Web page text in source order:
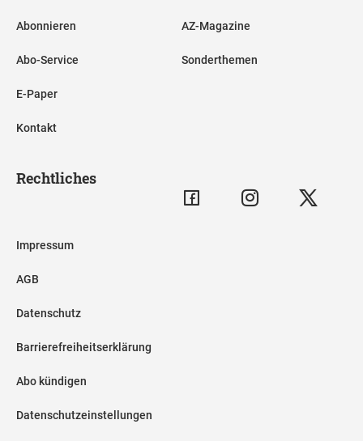
Abonnieren
Abo-Service
E-Paper
Kontakt
AZ-Magazine
Sonderthemen
Rechtliches
Impressum
AGB
Datenschutz
Barrierefreiheitserklärung
Abo kündigen
Datenschutzeinstellungen